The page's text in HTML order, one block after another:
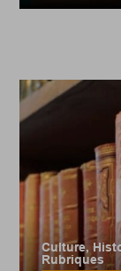
Culture,
Rubriques